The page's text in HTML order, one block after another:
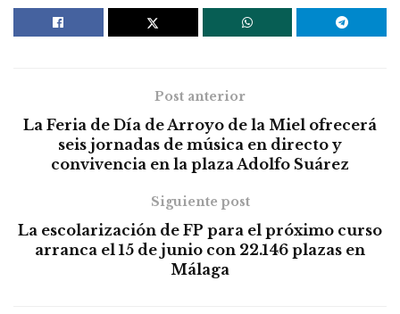
Post anterior
La Feria de Día de Arroyo de la Miel ofrecerá
seis jornadas de música en directo y
convivencia en la plaza Adolfo Suárez
Siguiente post
La escolarización de FP para el próximo curso
arranca el 15 de junio con 22.146 plazas en
Málaga